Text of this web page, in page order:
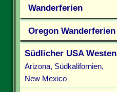
Wanderferien
Oregon Wanderferien
Südlicher USA Westen
Arizona, Südkalifornien,
New Mexico